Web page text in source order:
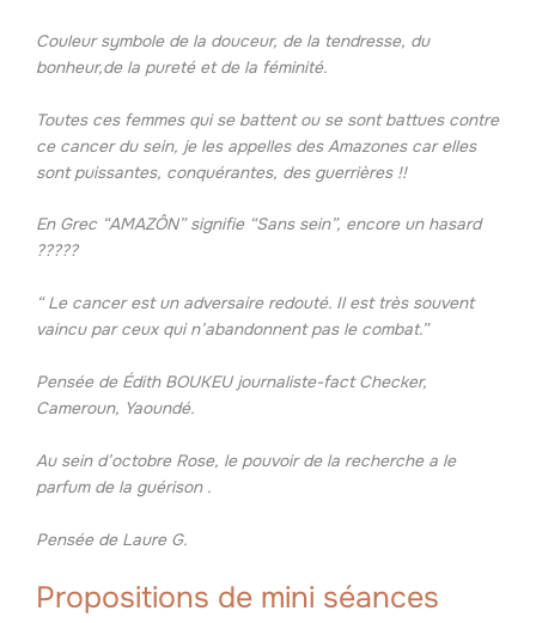
Couleur symbole de la douceur, de la tendresse, du
bonheur,de la pureté et de la féminité.
Toutes ces femmes qui se battent ou se sont battues contre
ce cancer du sein, je les appelles des Amazones car elles
sont puissantes, conquérantes, des guerrières !!
En Grec “AMAZÔN” signifie “Sans sein”, encore un hasard
?????
“ Le cancer est un adversaire redouté. Il est très souvent
vaincu par ceux qui n’abandonnent pas le combat.”
Pensée de Édith BOUKEU journaliste-fact Checker,
Cameroun, Yaoundé.
Au sein d’octobre Rose, le pouvoir de la recherche a le
parfum de la guérison .
Pensée de Laure G.
Propositions de mini séances